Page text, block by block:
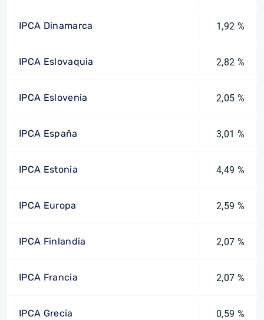
IPCA Dinamarca 1,92 %
IPCA Eslovaquia 2,82 %
IPCA Eslovenia 2,05 %
IPCA España 3,01 %
IPCA Estonia 4,49 %
IPCA Europa 2,59 %
IPCA Finlandia 2,07 %
IPCA Francia 2,07 %
IPCA Grecia 0,59 %